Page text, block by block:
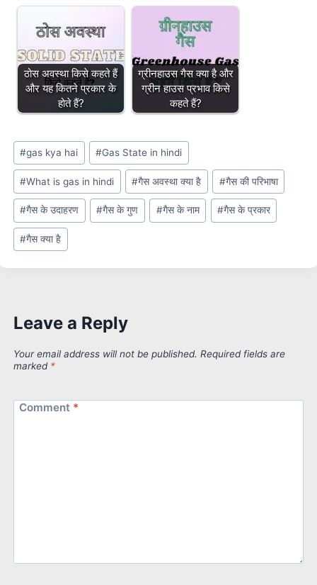
ठोस अवस्था किसे कहते हैं
और यह कितने प्रकार के
होते हैं?
ग्रीनहाउस गैस क्या है और
ग्रीन हाउस प्रभाव किसे
कहते हैं?
Post
Tags:
#gas kya hai #Gas State in hindi
#What is gas in hindi #गैस अवस्था क्या है #गैस की परिभाषा
#गैस के उदाहरण #गैस के गुण #गैस के नाम #गैस के प्रकार
#गैस क्या है
Leave a Reply
Your email address will not be published. Required fields are
marked *
Comment *